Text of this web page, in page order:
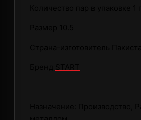
Назначение: Производство,